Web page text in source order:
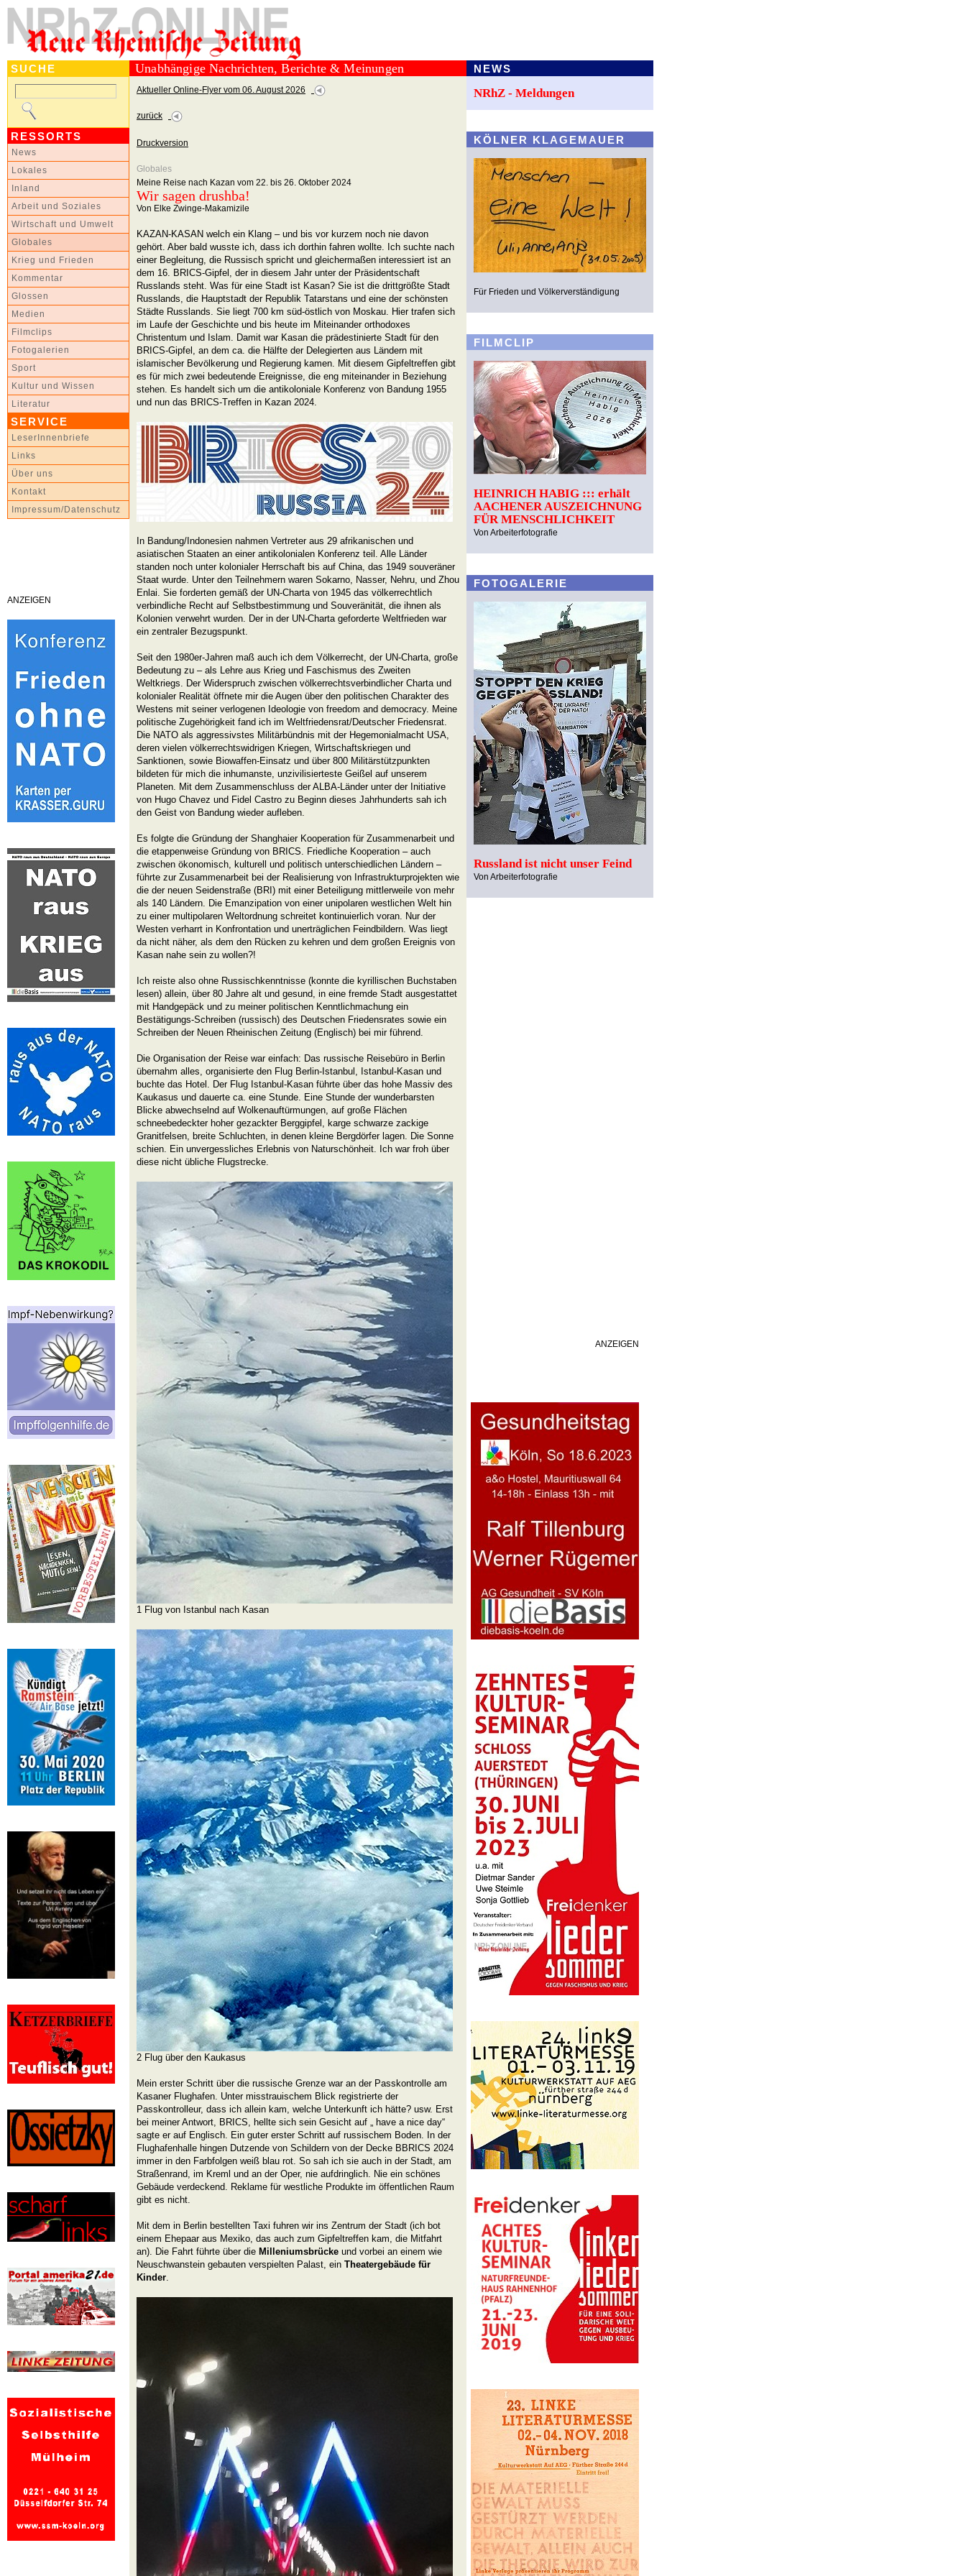
SUCHE
RESSORTS
News
Lokales
Inland
Arbeit und Soziales
Wirtschaft und Umwelt
Globales
Krieg und Frieden
Kommentar
Glossen
Medien
Filmclips
Fotogalerien
Sport
Kultur und Wissen
Literatur
SERVICE
LeserInnenbriefe
Links
Über uns
Kontakt
Impressum/Datenschutz
ANZEIGEN
Unabhängige Nachrichten, Berichte & Meinungen
Aktueller Online-Flyer vom 06. August 2026
zurück
Druckversion
Globales
Meine Reise nach Kazan vom 22. bis 26. Oktober 2024
Wir sagen drushba!
Von Elke Zwinge-Makamizile
KAZAN-KASAN welch ein Klang – und bis vor kurzem noch nie davon
gehört. Aber bald wusste ich, dass ich dorthin fahren wollte. Ich suchte nach
einer Begleitung, die Russisch spricht und gleichermaßen interessiert ist an
dem 16. BRICS-Gipfel, der in diesem Jahr unter der Präsidentschaft
Russlands steht. Was für eine Stadt ist Kasan? Sie ist die drittgrößte Stadt
Russlands, die Hauptstadt der Republik Tatarstans und eine der schönsten
Städte Russlands. Sie liegt 700 km süd-östlich von Moskau. Hier trafen sich
im Laufe der Geschichte und bis heute im Miteinander orthodoxes
Christentum und Islam. Damit war Kasan die prädestinierte Stadt für den
BRICS-Gipfel, an dem ca. die Hälfte der Delegierten aus Ländern mit
islamischer Bevölkerung und Regierung kamen. Mit diesem Gipfeltreffen gibt
es für mich zwei bedeutende Ereignisse, die eng miteinander in Beziehung
stehen. Es handelt sich um die antikoloniale Konferenz von Bandung 1955
und nun das BRICS-Treffen in Kazan 2024.
In Bandung/Indonesien nahmen Vertreter aus 29 afrikanischen und
asiatischen Staaten an einer antikolonialen Konferenz teil. Alle Länder
standen noch unter kolonialer Herrschaft bis auf China, das 1949 souveräner
Staat wurde. Unter den Teilnehmern waren Sokarno, Nasser, Nehru, und Zhou
Enlai. Sie forderten gemäß der UN-Charta von 1945 das völkerrechtlich
verbindliche Recht auf Selbstbestimmung und Souveränität, die ihnen als
Kolonien verwehrt wurden. Der in der UN-Charta geforderte Weltfrieden war
ein zentraler Bezugspunkt.
Seit den 1980er-Jahren maß auch ich dem Völkerrecht, der UN-Charta, große
Bedeutung zu – als Lehre aus Krieg und Faschismus des Zweiten
Weltkriegs. Der Widerspruch zwischen völkerrechtsverbindlicher Charta und
kolonialer Realität öffnete mir die Augen über den politischen Charakter des
Westens mit seiner verlogenen Ideologie von freedom and democracy. Meine
politische Zugehörigkeit fand ich im Weltfriedensrat/Deutscher Friedensrat.
Die NATO als aggressivstes Militärbündnis mit der Hegemonialmacht USA,
deren vielen völkerrechtswidrigen Kriegen, Wirtschaftskriegen und
Sanktionen, sowie Biowaffen-Einsatz und über 800 Militärstützpunkten
bildeten für mich die inhumanste, unzivilisierteste Geißel auf unserem
Planeten. Mit dem Zusammenschluss der ALBA-Länder unter der Initiative
von Hugo Chavez und Fidel Castro zu Beginn dieses Jahrhunderts sah ich
den Geist von Bandung wieder aufleben.
Es folgte die Gründung der Shanghaier Kooperation für Zusammenarbeit und
die etappenweise Gründung von BRICS. Friedliche Kooperation – auch
zwischen ökonomisch, kulturell und politisch unterschiedlichen Ländern –
führte zur Zusammenarbeit bei der Realisierung von Infrastrukturprojekten wie
die der neuen Seidenstraße (BRI) mit einer Beteiligung mittlerweile von mehr
als 140 Ländern. Die Emanzipation von einer unipolaren westlichen Welt hin
zu einer multipolaren Weltordnung schreitet kontinuierlich voran. Nur der
Westen verharrt in Konfrontation und unerträglichen Feindbildern. Was liegt
da nicht näher, als dem den Rücken zu kehren und dem großen Ereignis von
Kasan nahe sein zu wollen?!
Ich reiste also ohne Russischkenntnisse (konnte die kyrillischen Buchstaben
lesen) allein, über 80 Jahre alt und gesund, in eine fremde Stadt ausgestattet
mit Handgepäck und zu meiner politischen Kenntlichmachung ein
Bestätigungs-Schreiben (russisch) des Deutschen Friedensrates sowie ein
Schreiben der Neuen Rheinischen Zeitung (Englisch) bei mir führend.
Die Organisation der Reise war einfach: Das russische Reisebüro in Berlin
übernahm alles, organisierte den Flug Berlin-Istanbul, Istanbul-Kasan und
buchte das Hotel. Der Flug Istanbul-Kasan führte über das hohe Massiv des
Kaukasus und dauerte ca. eine Stunde. Eine Stunde der wunderbarsten
Blicke abwechselnd auf Wolkenauftürmungen, auf große Flächen
schneebedeckter hoher gezackter Berggipfel, karge schwarze zackige
Granitfelsen, breite Schluchten, in denen kleine Bergdörfer lagen. Die Sonne
schien. Ein unvergessliches Erlebnis von Naturschönheit. Ich war froh über
diese nicht übliche Flugstrecke.
1 Flug von Istanbul nach Kasan
2 Flug über den Kaukasus
Mein erster Schritt über die russische Grenze war an der Passkontrolle am
Kasaner Flughafen. Unter misstrauischem Blick registrierte der
Passkontrolleur, dass ich allein kam, welche Unterkunft ich hätte? usw. Erst
bei meiner Antwort, BRICS, hellte sich sein Gesicht auf „ have a nice day“
sagte er auf Englisch. Ein guter erster Schritt auf russischem Boden. In der
Flughafenhalle hingen Dutzende von Schildern von der Decke BBRICS 2024
immer in den Farbfolgen weiß blau rot. So sah ich sie auch in der Stadt, am
Straßenrand, im Kreml und an der Oper, nie aufdringlich. Nie ein schönes
Gebäude verdeckend. Reklame für westliche Produkte im öffentlichen Raum
gibt es nicht.
Mit dem in Berlin bestellten Taxi fuhren wir ins Zentrum der Stadt (ich bot
einem Ehepaar aus Mexiko, das auch zum Gipfeltreffen kam, die Mitfahrt
an). Die Fahrt führte über die Milleniumsbrücke und vorbei an einem wie
Neuschwanstein gebauten verspielten Palast, ein Theatergebäude für
Kinder.
NEWS
NRhZ - Meldungen
KÖLNER KLAGEMAUER
Für Frieden und Völkerverständigung
FILMCLIP
HEINRICH HABIG ::: erhält
AACHENER AUSZEICHNUNG
FÜR MENSCHLICHKEIT
Von Arbeiterfotografie
FOTOGALERIE
Russland ist nicht unser Feind
Von Arbeiterfotografie
ANZEIGEN